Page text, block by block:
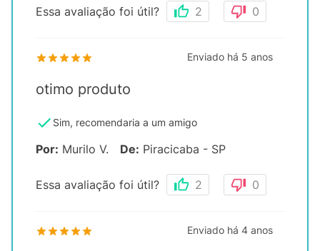
Essa avaliação foi útil? 2 0
Enviado há 5 anos
otimo produto
Sim, recomendaria a um amigo
Por: Murilo V. De: Piracicaba - SP
Essa avaliação foi útil? 2 0
Enviado há 4 anos